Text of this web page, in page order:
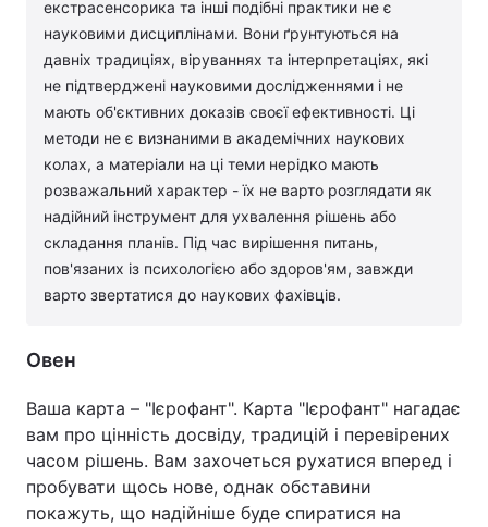
екстрасенсорика та інші подібні практики не є
науковими дисциплінами. Вони ґрунтуються на
давніх традиціях, віруваннях та інтерпретаціях, які
не підтверджені науковими дослідженнями і не
мають об'єктивних доказів своєї ефективності. Ці
методи не є визнаними в академічних наукових
колах, а матеріали на ці теми нерідко мають
розважальний характер - їх не варто розглядати як
надійний інструмент для ухвалення рішень або
складання планів. Під час вирішення питань,
пов'язаних із психологією або здоров'ям, завжди
варто звертатися до наукових фахівців.
Овен
Ваша карта – "Ієрофант". Карта "Ієрофант" нагадає
вам про цінність досвіду, традицій і перевірених
часом рішень. Вам захочеться рухатися вперед і
пробувати щось нове, однак обставини
покажуть, що надійніше буде спиратися на